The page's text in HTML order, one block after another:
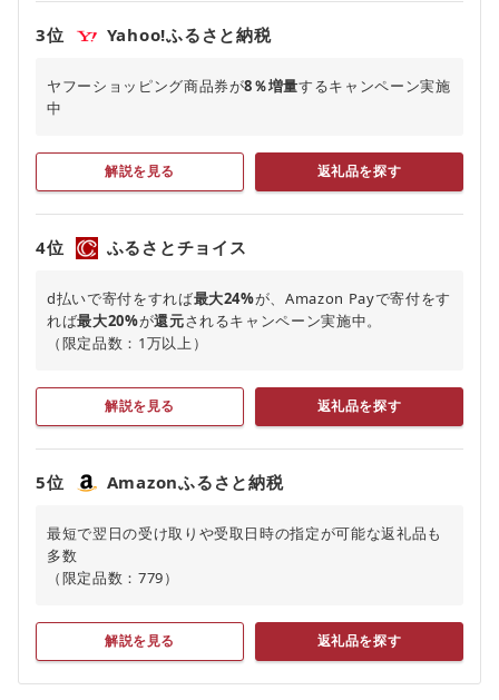
3位 Yahoo!ふるさと納税
ヤフーショッピング商品券が8％増量するキャンペーン実施
中
解説を見る 返礼品を探す
4位 ふるさとチョイス
d払いで寄付をすれば最大24%が、Amazon Payで寄付をす
れば最大20%が還元されるキャンペーン実施中。
（限定品数：1万以上）
解説を見る 返礼品を探す
5位 Amazonふるさと納税
最短で翌日の受け取りや受取日時の指定が可能な返礼品も
多数
（限定品数：779）
解説を見る 返礼品を探す